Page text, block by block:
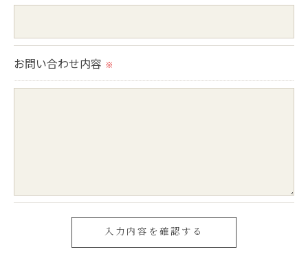
＜個人情報を与えなかった場合に生じる結果＞
＜個人情報の開示･訂正・削除･利用停止の手続につ
当社では、お客様の個人情報の開示･訂正･削除・利
お問い合わせ内容 ※